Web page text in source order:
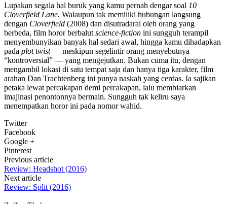
Lupakan segala hal buruk yang kamu pernah dengar soal 10
Cloverfield Lane. Walaupun tak memiliki hubungan langsung
dengan Cloverfield (2008) dan disutradarai oleh orang yang
berbeda, film horor berbalut science-fiction ini sungguh terampil
menyembunyikan banyak hal sedari awal, hingga kamu dihadapkan
pada plot twist— meskipun segelintir orang menyebutnya
“kontroversial” — yang mengejutkan. Bukan cuma itu, dengan
mengambil lokasi di satu tempat saja dan hanya tiga karakter, film
arahan Dan Trachtenberg ini punya naskah yang cerdas. Ia sajikan
petaka lewat percakapan demi percakapan, lalu membiarkan
imajinasi penontonnya bermain. Sungguh tak keliru saya
menempatkan horor ini pada nomor wahid.
Twitter
Facebook
Google +
Pinterest
Previous article
Review: Headshot (2016)
Next article
Review: Split (2016)